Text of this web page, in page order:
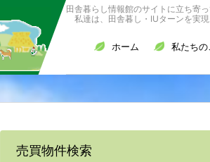
田舎暮らし情報館のサイトに立ち寄
私達は、田舎暮し・IUターンを実
ホーム 私たちの
売買物件検索